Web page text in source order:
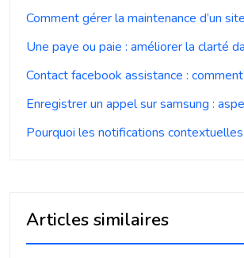
Comment gérer la maintenance d’un
Une paye ou paie : améliorer la clarté
Contact facebook assistance :
Enregistrer un appel sur samsung :
Pourquoi les notifications
Articles similaires